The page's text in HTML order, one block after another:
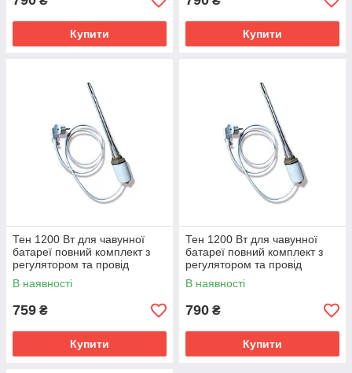
Купити Купити
Тен 1200 Вт для чавунної
батареї повний комплект з
регулятором та провід
В наявності
759 ₴
Купити
Тен 1200 Вт для чавунної
батареї повний комплект з
регулятором та провід
В наявності
790 ₴
Купити